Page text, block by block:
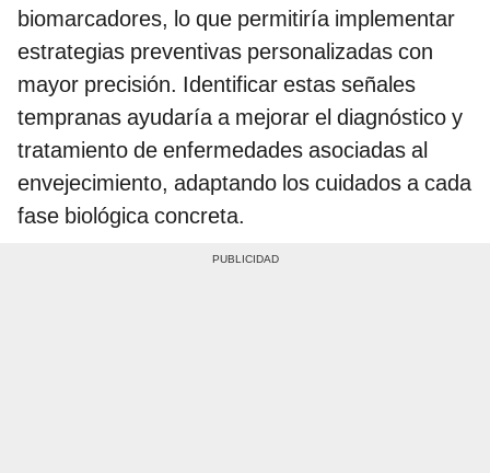
biomarcadores, lo que permitiría implementar
estrategias preventivas personalizadas con
mayor precisión. Identificar estas señales
tempranas ayudaría a mejorar el diagnóstico y
tratamiento de enfermedades asociadas al
envejecimiento, adaptando los cuidados a cada
fase biológica concreta.